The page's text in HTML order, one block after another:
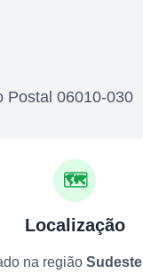
Postal 06010-030
🗺️
Localização
na região Sudeste